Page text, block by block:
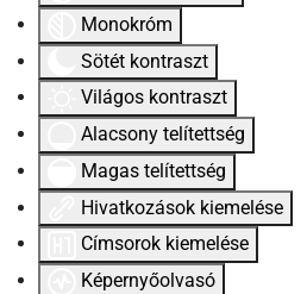
Monokróm
Sötét kontraszt
Világos kontraszt
Alacsony telítettség
Magas telítettség
Hivatkozások kiemelése
Címsorok kiemelése
Képernyőolvasó